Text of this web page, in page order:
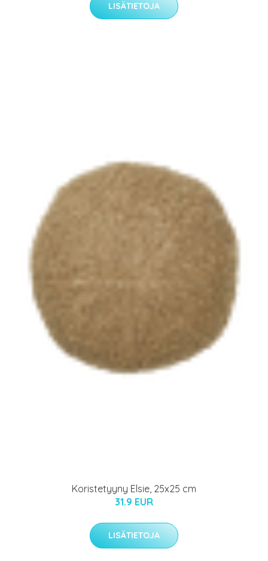
LISÄTIETOJA
Koristetyyny Elsie, 25x25 cm
31.9 EUR
LISÄTIETOJA